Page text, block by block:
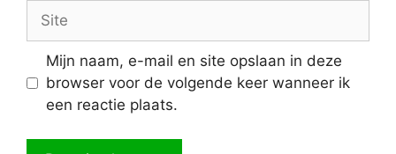
Site
Mijn naam, e-mail en site opslaan in deze
browser voor de volgende keer wanneer ik
een reactie plaats.